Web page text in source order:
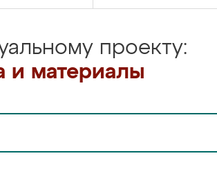
проекту:
и материалы